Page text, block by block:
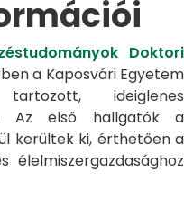
Doktori
a Kaposvári Egyetem
ideiglenes
Az első hallgatók a
kerültek ki, érthetően a